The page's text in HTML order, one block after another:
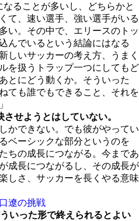
なることが多いし、どちらかと
て、速い選手、強い選手がいる
い。その中で、エリースのトッ
んでいるという結論にはなる
しいサッカーの考え方、うまく
を扱うトラップ一つにしてもど
とにどう動くか。そういった
ても誰でもできること、それを
せようとはしていない。
かできない。でも彼がやってい
ベーシックな部分というのを
ちの成長につながる。今まであ
成長につながるし、その成長が
しさ、サッカーを長くやる意味
遼の挑戦
いった形で終えられるとよい